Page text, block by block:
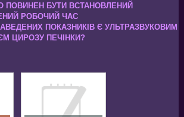
ПОВИНЕН БУТИ ВСТАНОВЛЕНИЙ
РОБОЧИЙ ЧАС
ПОКАЗНИКІВ Є УЛЬТРАЗВУКОВИМ
ЦИРОЗУ ПЕЧІНКИ?